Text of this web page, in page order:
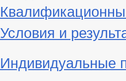
Условия и
Индивидуальные